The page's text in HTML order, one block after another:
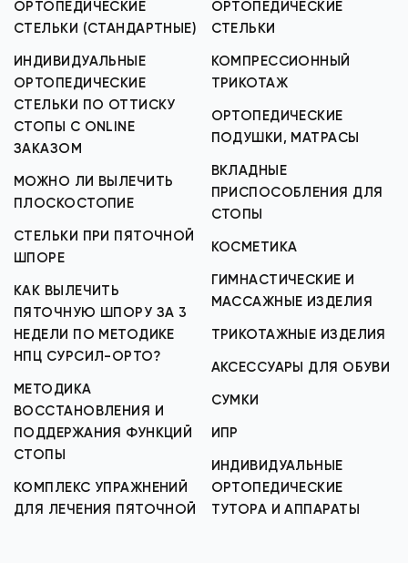
ОРТОПЕДИЧЕСКИЕ
СТЕЛЬКИ (СТАНДАРТНЫЕ)
ИНДИВИДУАЛЬНЫЕ
ОРТОПЕДИЧЕСКИЕ
СТЕЛЬКИ ПО ОТТИСКУ
СТОПЫ С ONLINE
ЗАКАЗОМ
МОЖНО ЛИ ВЫЛЕЧИТЬ
ПЛОСКОСТОПИЕ
СТЕЛЬКИ ПРИ ПЯТОЧНОЙ
ШПОРЕ
КАК ВЫЛЕЧИТЬ
ПЯТОЧНУЮ ШПОРУ ЗА 3
НЕДЕЛИ ПО МЕТОДИКЕ
НПЦ СУРСИЛ-ОРТО?
МЕТОДИКА
ВОССТАНОВЛЕНИЯ И
ПОДДЕРЖАНИЯ ФУНКЦИЙ
СТОПЫ
КОМПЛЕКС УПРАЖНЕНИЙ
ДЛЯ ЛЕЧЕНИЯ ПЯТОЧНОЙ
ОРТОПЕДИЧЕСКИЕ
СТЕЛЬКИ
КОМПРЕССИОННЫЙ
ТРИКОТАЖ
ОРТОПЕДИЧЕСКИЕ
ПОДУШКИ, МАТРАСЫ
ВКЛАДНЫЕ
ПРИСПОСОБЛЕНИЯ ДЛЯ
СТОПЫ
КОСМЕТИКА
ГИМНАСТИЧЕСКИЕ И
МАССАЖНЫЕ ИЗДЕЛИЯ
ТРИКОТАЖНЫЕ ИЗДЕЛИЯ
АКСЕССУАРЫ ДЛЯ ОБУВИ
СУМКИ
ИПР
ИНДИВИДУАЛЬНЫЕ
ОРТОПЕДИЧЕСКИЕ
ТУТОРА И АППАРАТЫ